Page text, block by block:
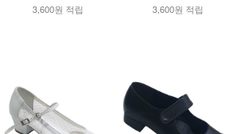
3,600원 적립 3,600원 적립